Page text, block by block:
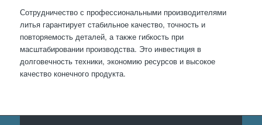
Сотрудничество с профессиональными производителями
литья гарантирует стабильное качество, точность и
повторяемость деталей, а также гибкость при
масштабировании производства. Это инвестиция в
долговечность техники, экономию ресурсов и высокое
качество конечного продукта.